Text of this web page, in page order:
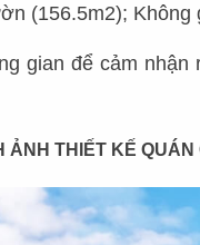
(156.5m2);
gian để cảm
ẢNH THIẾT KẾ
NHÀ HÀNG THÁI
NHÀ HÀNG KHÁC